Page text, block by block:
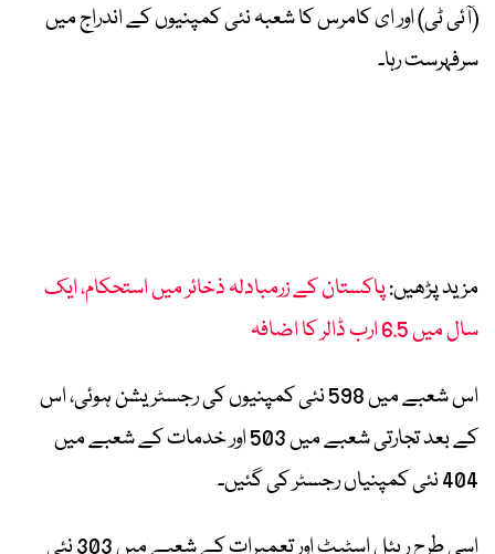
(آئی ٹی) اور ای کامرس کا شعبہ نئی کمپنیوں کے اندراج میں
سرفہرست رہا۔
مزید پڑھیں:پاکستان کے زرمبادلہ ذخائر میں استحکام، ایک
سال میں 6.5 ارب ڈالر کا اضافہ
اس شعبے میں 598 نئی کمپنیوں کی رجسٹریشن ہوئی، اس
کے بعد تجارتی شعبے میں 503 اور خدمات کے شعبے میں
404 نئی کمپنیاں رجسٹر کی گئیں۔